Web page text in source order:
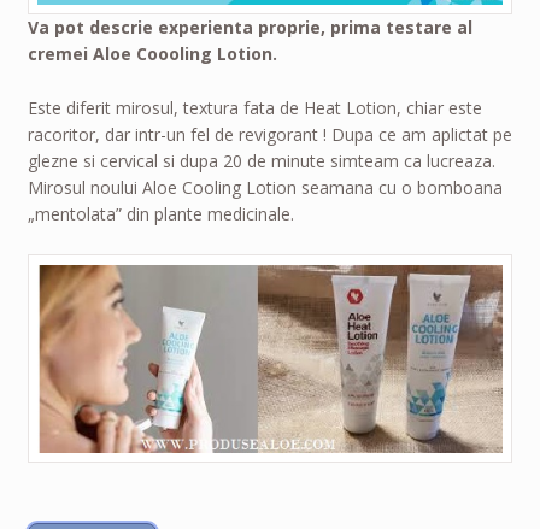
Va pot descrie experienta proprie, prima testare al
cremei Aloe Coooling Lotion.
Este diferit mirosul, textura fata de Heat Lotion, chiar este
racoritor, dar intr-un fel de revigorant ! Dupa ce am aplictat pe
glezne si cervical si dupa 20 de minute simteam ca lucreaza.
Mirosul noului Aloe Cooling Lotion seamana cu o bomboana
„mentolata” din plante medicinale.